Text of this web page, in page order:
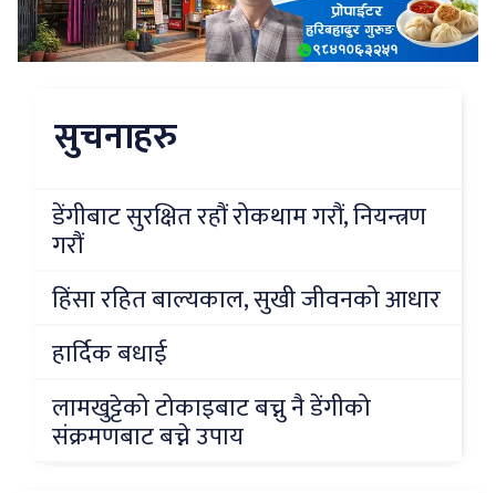
सुचनाहरु
डेंगीबाट सुरक्षित रहौं रोकथाम गरौं, नियन्त्रण
गरौं
हिंसा रहित बाल्यकाल, सुखी जीवनको आधार
हार्दिक बधाई
लामखुट्टेको टोकाइबाट बच्नु नै डेंगीको
संक्रमणबाट बच्ने उपाय